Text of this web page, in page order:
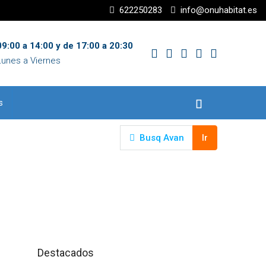
622250283 info@onuhabitat.es
a 14:00 y de 17:00 a 20:30
a Viernes
Busq Avan Ir
Destacados